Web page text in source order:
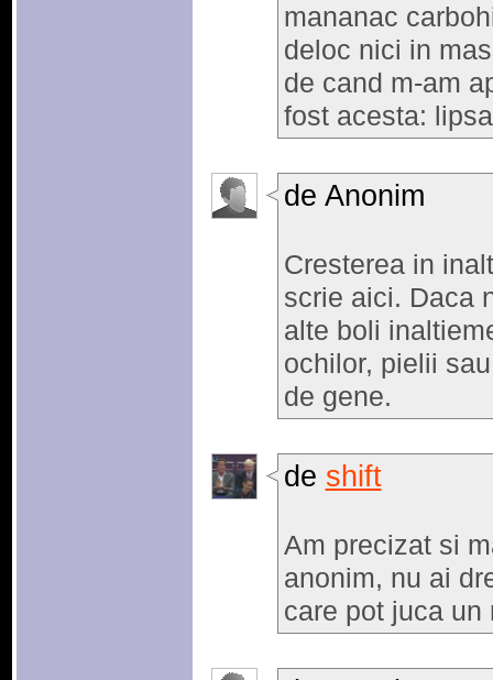
mananac
deloc nici in
de cand m-am
fost acesta:
de Anonim
Cresterea in
scrie aici. Daca
alte boli
ochilor, pielii
de gene.
de shift
Am precizat si
anonim, nu ai
care pot juca un